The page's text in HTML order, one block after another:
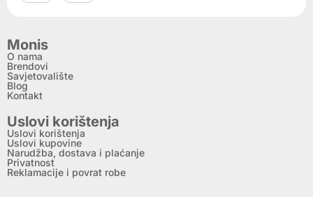
Monis
O nama
Brendovi
Savjetovalište
Blog
Kontakt
Uslovi korištenja
Uslovi korištenja
Uslovi kupovine
Narudžba, dostava i plaćanje
Privatnost
Reklamacije i povrat robe